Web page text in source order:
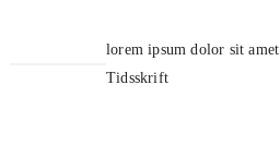
lorem ipsum dolor sit
Tidsskrift